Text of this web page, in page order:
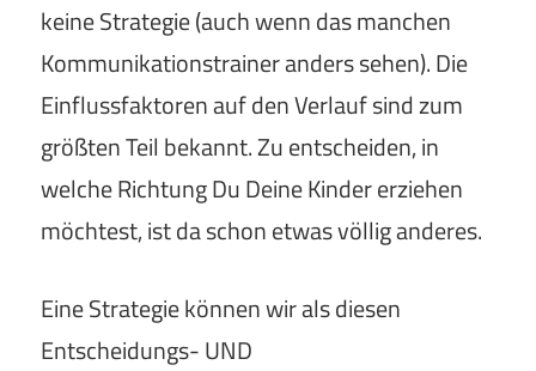
keine Strategie (auch wenn das manchen
Kommunikationstrainer anders sehen). Die
Einflussfaktoren auf den Verlauf sind zum
größten Teil bekannt. Zu entscheiden, in
welche Richtung Du Deine Kinder erziehen
möchtest, ist da schon etwas völlig anderes.
Eine Strategie können wir als diesen
Entscheidungs- UND